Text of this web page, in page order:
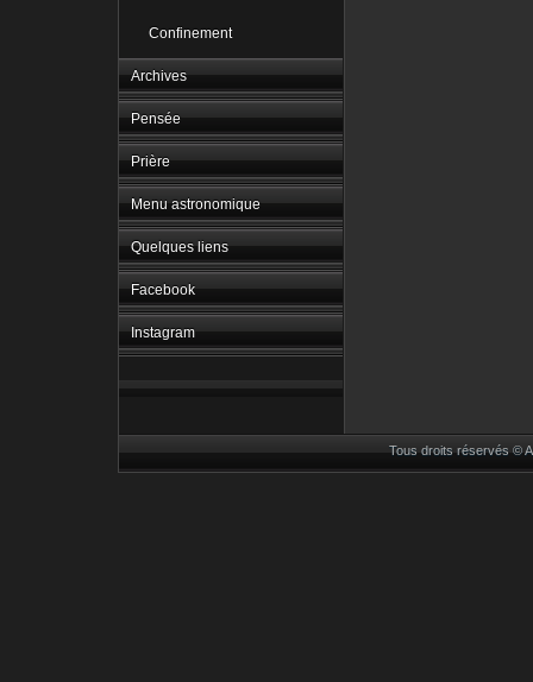
Confinement
Archives
Pensée
Prière
Menu astronomique
Quelques liens
Facebook
Instagram
Tous droits réservés ©